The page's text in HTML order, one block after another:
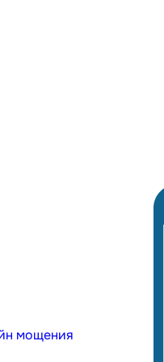
мощения